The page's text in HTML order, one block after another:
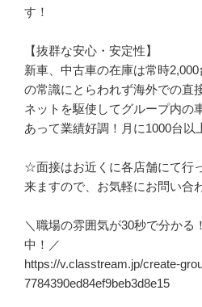
す！
【抜群な安心・安定性】
新車、中古車の在庫は常時
の常識にとらわれず海外での直
ネットを駆使してグループ内の
あって業績好調！月に1000台以
☆面接はお近くに各店舗にて行
来ますので、お気軽にお問い合
＼職場の雰囲気が30秒で分かる
中！／
https://v.classtream.jp/create-
7784390ed84ef9beb3d8e15